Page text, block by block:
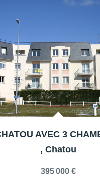
, Chatou
395 000 €